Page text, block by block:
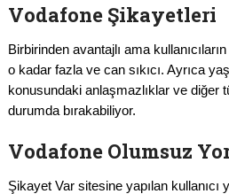
Vodafone Şikayetleri
Birbirinden avantajlı ama
o kadar fazla ve can sıkıcı. Ayrıca
konusundaki anlaşmazlıklar ve diğer
durumda bırakabiliyor.
Vodafone Olumsuz
Şikayet Var sitesine yapılan kullanıcı